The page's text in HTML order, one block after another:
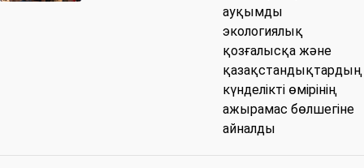
ауқымды
экологиялық
қозғалысқа және
қазақстандықтардың
күнделікті өмірінің
ажырамас бөлшегіне
айналды